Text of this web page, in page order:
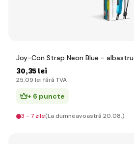
Joy-Con Strap Neon Blue - albastru
30,35 lei
25,09 lei fără TVA
+ 6 puncte
3 - 7 zile(La dumneavoastră 20.08.)